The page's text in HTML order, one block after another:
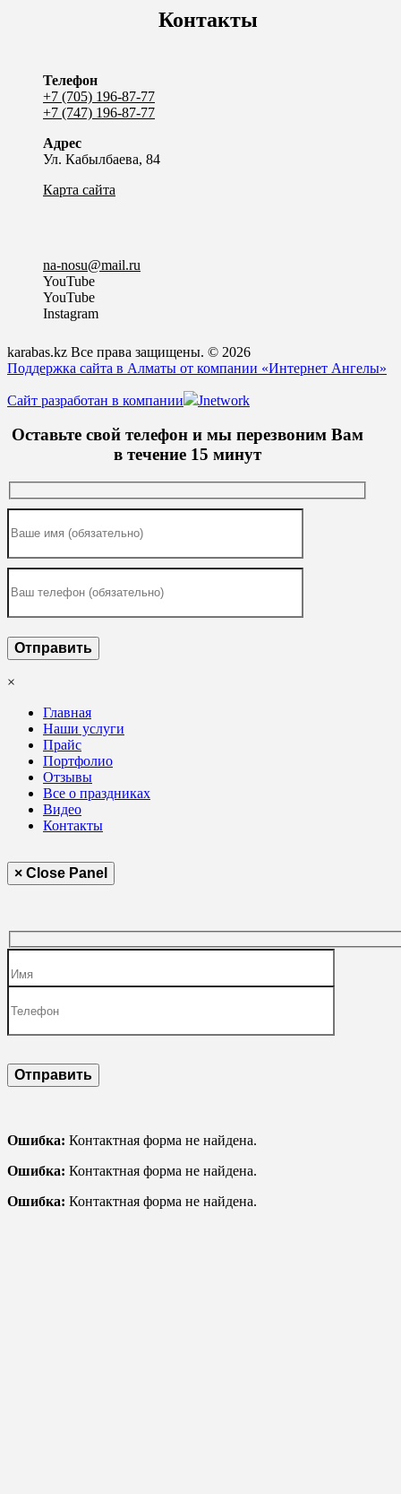
Контакты
Телефон
+7 (705) 196-87-77
+7 (747) 196-87-77
Адрес
Ул. Кабылбаева, 84
Карта сайта
na-nosu@mail.ru
YouTube
YouTube
Instagram
karabas.kz Все права защищены. © 2026
Поддержка сайта в Алматы от компании «Интернет Ангелы»
Сайт разработан в компании Jnetwork
Оставьте свой телефон и мы перезвоним Вам
в течение 15 минут
×
Главная
Наши услуги
Прайс
Портфолио
Отзывы
Все о праздниках
Видео
Контакты
× Close Panel
Ошибка: Контактная форма не найдена.
Ошибка: Контактная форма не найдена.
Ошибка: Контактная форма не найдена.